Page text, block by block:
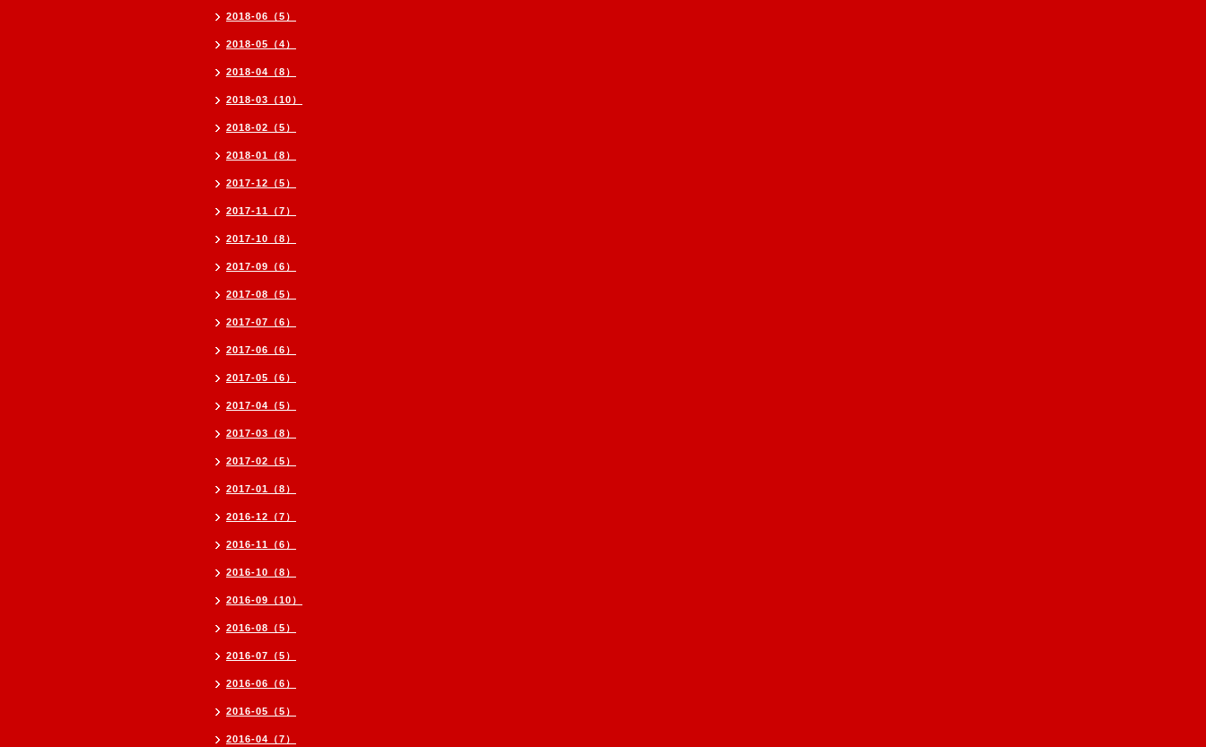
2018-06（5）
2018-05（4）
2018-04（8）
2018-03（10）
2018-02（5）
2018-01（8）
2017-12（5）
2017-11（7）
2017-10（8）
2017-09（6）
2017-08（5）
2017-07（6）
2017-06（6）
2017-05（6）
2017-04（5）
2017-03（8）
2017-02（5）
2017-01（8）
2016-12（7）
2016-11（6）
2016-10（8）
2016-09（10）
2016-08（5）
2016-07（5）
2016-06（6）
2016-05（5）
2016-04（7）